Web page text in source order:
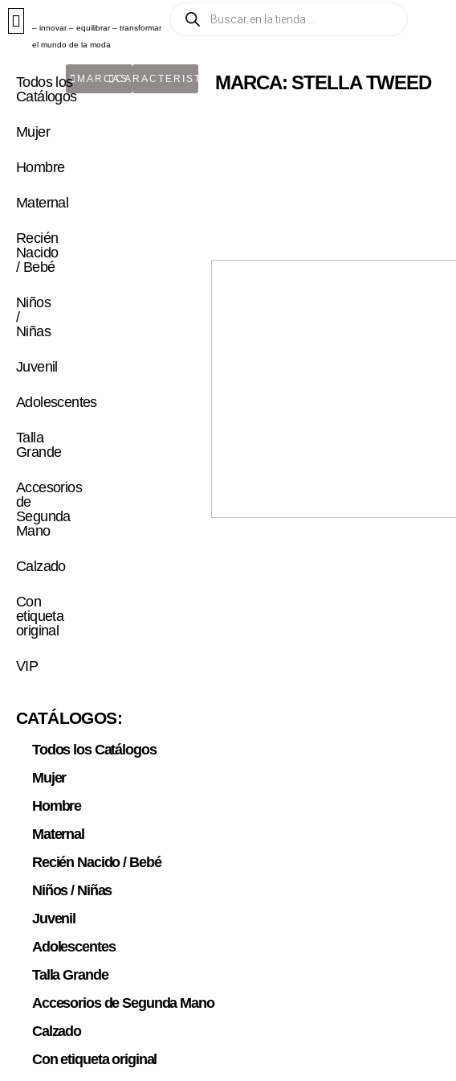
– innovar – equilibrar – transformar
el mundo de la moda
Todos los
Catálogos
Mujer
Hombre
Maternal
Recién
Nacido
/ Bebé
Niños
/
Niñas
Juvenil
Adolescentes
Talla
Grande
Accesorios
de
Segunda
Mano
Calzado
Con
etiqueta
original
VIP
MARCASCARACTERISTICAMARCA: STELLA TWEED
CATÁLOGOS:
Todos los Catálogos
Mujer
Hombre
Maternal
Recién Nacido / Bebé
Niños / Niñas
Juvenil
Adolescentes
Talla Grande
Accesorios de Segunda Mano
Calzado
Con etiqueta original